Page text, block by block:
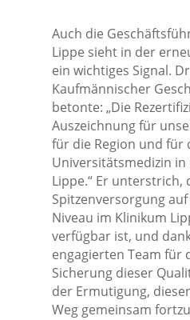
Auch die
Lippe sieht in der
ein wichtiges Signal.
Kaufmännischer
betonte: „Die
Auszeichnung für
für die Region und für
Universitätsmedizin in
Lippe.“ Er unterstrich,
Spitzenversorgung
Niveau im Klinikum
verfügbar ist, und
engagierten Team für
Sicherung dieser
der Ermutigung,
Weg gemeinsam